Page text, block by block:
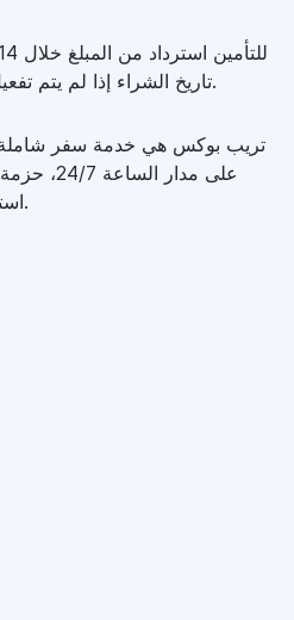
تاريخ الشراء إذا لم يتم تفعيل الوثيقة. لا توجد أسئلة أخرى.
تريب بوكس هي خدمة سفر
على مدار
استشارات من خبراء، وأدلة سفر.